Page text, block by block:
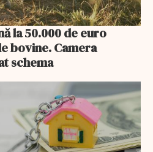
la 50.000 de euro
bovine. Camera
schema